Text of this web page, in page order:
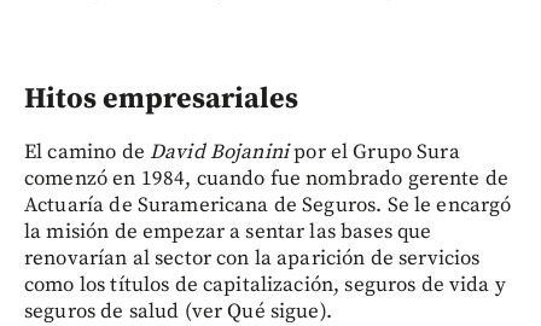
Hitos empresariales
El camino de David Bojaninipor el Grupo Sura
comenzó en 1984, cuando fue nombrado gerente de
Actuaría de Suramericana de Seguros. Se le encargó
la misión de empezar a sentar las bases que
renovarían al sector con la aparición de servicios
como los títulos de capitalización, seguros de vida y
seguros de salud (ver Qué sigue).